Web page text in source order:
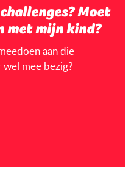
Moet
met mijn kind?
aan die
wel mee bezig?